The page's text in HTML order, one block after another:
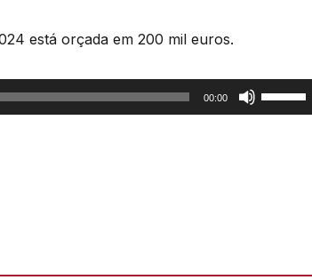
está orçada em 200 mil euros.
00:00
Use
as